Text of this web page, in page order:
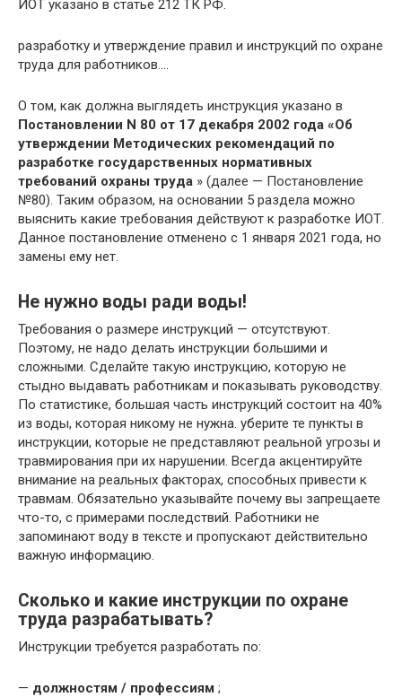
ИОТ указано в статье 212 ТК РФ.
разработку и утверждение правил и инструкций по охране
труда для работников….
О том, как должна выглядеть инструкция указано в
Постановлении N 80 от 17 декабря 2002 года «Об
утверждении Методических рекомендаций по
разработке государственных нормативных
требований охраны труда » (далее — Постановление
№80). Таким образом, на основании 5 раздела можно
выяснить какие требования действуют к разработке ИОТ.
Данное постановление отменено с 1 января 2021 года, но
замены ему нет.
Не нужно воды ради воды!
Требования о размере инструкций — отсутствуют.
Поэтому, не надо делать инструкции большими и
сложными. Сделайте такую инструкцию, которую не
стыдно выдавать работникам и показывать руководству.
По статистике, большая часть инструкций состоит на 40%
из воды, которая никому не нужна. уберите те пункты в
инструкции, которые не представляют реальной угрозы и
травмирования при их нарушении. Всегда акцентируйте
внимание на реальных факторах, способных привести к
травмам. Обязательно указывайте почему вы запрещаете
что-то, с примерами последствий. Работники не
запоминают воду в тексте и пропускают действительно
важную информацию.
Сколько и какие инструкции по охране
труда разрабатывать?
Инструкции требуется разработать по:
— должностям / профессиям ;